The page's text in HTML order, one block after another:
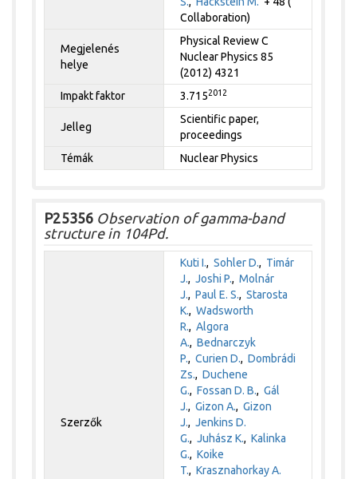
Collaboration)
Megjelenés
helye
Physical Review C
Nuclear Physics 85
(2012) 4321
Impakt faktor
3.7152012
Jelleg
Scientific paper,
proceedings
Témák
Nuclear Physics
P25356 Observation of gamma-band
structure in 104Pd.
Szerzők
Kuti I.,Sohler D., Timár
J.,Joshi P.,Molnár
J.,Paul E. S.,Starosta
K.,Wadsworth
R.,Algora
A.,Bednarczyk
P.,Curien D.,Dombrádi
Zs.,Duchene
G.,Fossan D. B.,Gál
J.,Gizon A.,Gizon
J.,Jenkins D.
G.,Juhász K.,Kalinka
G.,Koike
T.,Krasznahorkay A.